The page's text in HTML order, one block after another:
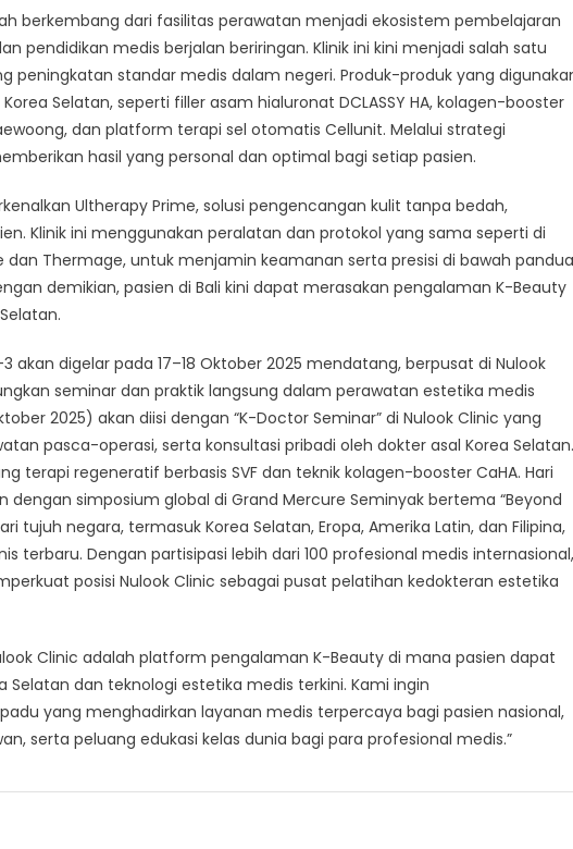
berkembang dari fasilitas perawatan menjadi ekosistem pembelajaran
pendidikan medis berjalan beriringan. Klinik ini kini menjadi salah satu
peningkatan standar medis dalam negeri. Produk-produk yang
Selatan, seperti filler asam hialuronat DCLASSY HA, kolagen-booster
dan platform terapi sel otomatis Cellunit. Melalui strategi
hasil yang personal dan optimal bagi setiap pasien.
Ultherapy Prime, solusi pengencangan kulit tanpa bedah,
Klinik ini menggunakan peralatan dan protokol yang sama seperti di
dan Thermage, untuk menjamin keamanan serta presisi di bawah
demikian, pasien di Bali kini dapat merasakan pengalaman K-Beauty
akan digelar pada 17–18 Oktober 2025 mendatang, berpusat di Nulook
seminar dan praktik langsung dalam perawatan estetika medis
2025) akan diisi dengan “K-Doctor Seminar” di Nulook Clinic yang
pasca-operasi, serta konsultasi pribadi oleh dokter asal Korea Selatan.
terapi regeneratif berbasis SVF dan teknik kolagen-booster CaHA. Hari
dengan simposium global di Grand Mercure Seminyak bertema “Beyond
tujuh negara, termasuk Korea Selatan, Eropa, Amerika Latin, dan Filipina,
terbaru. Dengan partisipasi lebih dari 100 profesional medis internasional,
posisi Nulook Clinic sebagai pusat pelatihan kedokteran estetika
Clinic adalah platform pengalaman K-Beauty di mana pasien dapat
dan teknologi estetika medis terkini. Kami ingin
yang menghadirkan layanan medis terpercaya bagi pasien nasional,
serta peluang edukasi kelas dunia bagi para profesional medis.”